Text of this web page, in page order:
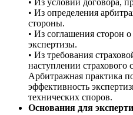
• Из условий договора,
• Из определения
стороны.
• Из соглашения сторон
экспертизы.
• Из требования
наступлении страхового
Арбитражная практика
эффективность
технических споров.
Основания для